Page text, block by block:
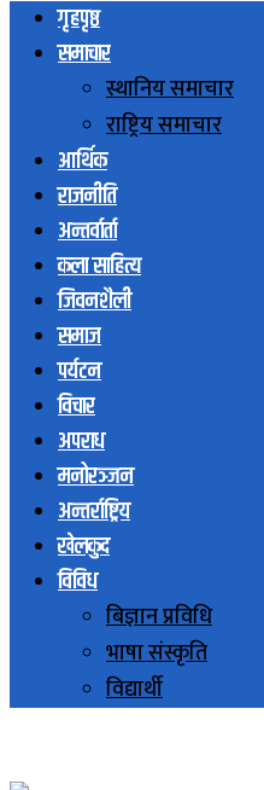
गृहपृष्ठ
समाचार
स्थानिय समाचार
राष्ट्रिय समाचार
आर्थिक
राजनीति
अन्तर्वार्ता
कला साहित्य
जिवनशैली
समाज
पर्यटन
विचार
अपराध
मनोरञ्जन
अन्तर्राष्ट्रिय
खेलकुद
विविध
बिज्ञान प्रविधि
भाषा संस्कृति
विद्यार्थी